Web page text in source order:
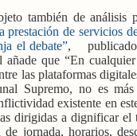
también de análisis
prestación de servicios
el debate”,
que “En
las plataformas
Supremo, no es
existente en
dirigidas a dignificar el
jornada, horarios,